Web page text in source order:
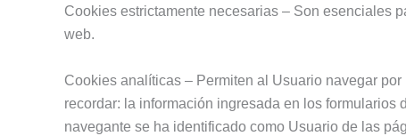
Cookies estrictamente necesarias – Son esenciales
web.
Cookies analíticas – Permiten al Usuario navegar
recordar: la información ingresada en los
navegante se ha identificado como Usuario de las